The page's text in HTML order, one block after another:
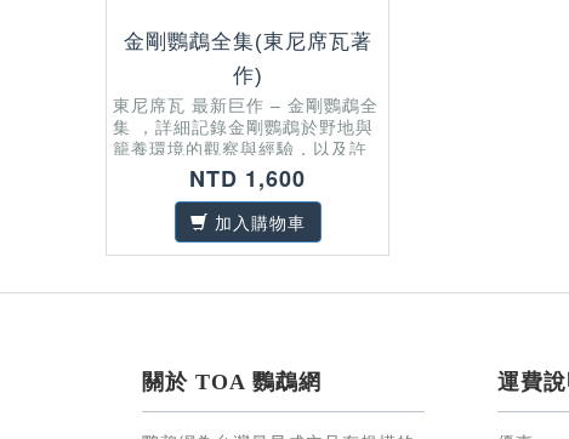
金剛鸚鵡全集(東尼席瓦著
作)
東尼席瓦 最新巨作 – 金剛鸚鵡全
集 ，詳細記錄金剛鸚鵡於野地與
籠養環境的觀察與經驗，以及許
多實用的飼養與繁殖技巧，各種
不同層面的分析與細部觀察，是
鸚鵡以及金剛愛好者必收藏的一
NTD 1,600
加入購物車
關於 TOA 鸚鵡網 運費